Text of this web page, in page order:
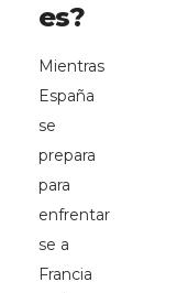
es?
Mientras
España
se
prepara
para
enfrentar
se a
Francia